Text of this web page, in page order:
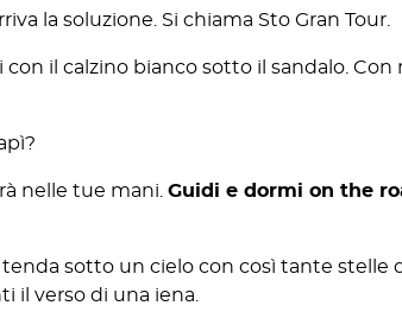
la soluzione. Si chiama Sto Gran Tour.
il calzino bianco sotto il sandalo. Con
nelle tue mani. Guidi e dormi on the
sotto un cielo con così tante stelle
il verso di una iena.